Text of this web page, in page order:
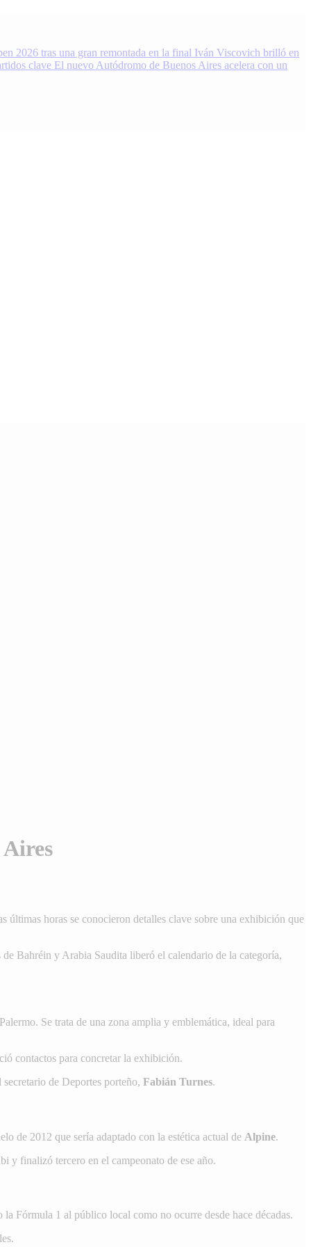
2026 tras una gran remontada en la final Iván Viscovich brilló en
clave El nuevo Autódromo de Buenos Aires acelera con un
últimas horas se conocieron detalles clave sobre una exhibición que
Bahréin y Arabia Saudita liberó el calendario de la categoría,
Se trata de una zona amplia y emblemática, ideal para
contactos para concretar la exhibición.
secretario de Deportes porteño, Fabián Turnes.
de 2012 que sería adaptado con la estética actual de Alpine.
finalizó tercero en el campeonato de ese año.
Fórmula 1 al público local como no ocurre desde hace décadas.